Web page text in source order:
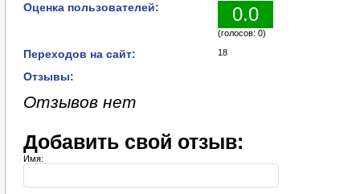
Оценка пользователей: 0.0
(голосов: 0)
Переходов на сайт: 18
Отзывы:
Отзывов нет
Добавить свой отзыв:
Имя: